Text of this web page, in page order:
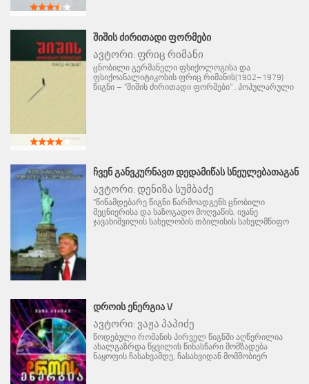
ᲨᲘᲨᲘᲡ ᲫᲘᲠᲘᲗᲐᲓᲘ ᲤᲝᲠᲛᲔᲑᲘ
ავტორი: ფრიც რიმანი
ცნობილი გერმანელი ფსიქოლოგისა და
ფსიქოანალიტიკოსის ფრიც რიმანის(1902–1979)
წიგნი – "შიშის ძირითადი ფორმები" . პოპულარული
ᲩᲕᲔᲜ ᲒᲐᲜᲕᲙᲣᲠᲜᲐᲕᲗ ᲓᲔᲓᲐᲛᲘᲬᲐᲡ ᲡᲜᲔᲣᲚᲔᲑᲐᲗᲐᲒᲐᲜ
ავტორი: დენიზა სუმბაძე
"წინამდებარე წიგნი წარმოადგენს ცნობილი
მეცნიერისა და საზოგადო მოღვაწის, ივანე
ჯავახიშვილის სახელობის თბილისის სახელმწიფო
ᲓᲠᲝᲘᲡ ᲔᲜᲔᲠᲒᲘᲐ V
ავტორი: ვაჟა პაპიძე
წოდებული რომანის პირველ წიგნში აღწერილია
ახალგაზრდა წყვილის წინასწარი მომზადება
ნაყოფის ჩასახვამდე; ჩასახვიდან მომშობიერ